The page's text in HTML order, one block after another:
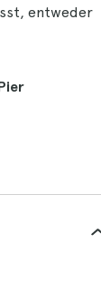
entweder